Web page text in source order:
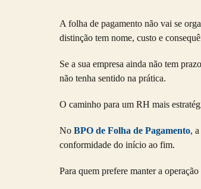
A folha de pagamento não vai se
distinção tem nome, custo e
Se a sua empresa ainda não tem
não tenha sentido na prática.
O caminho para um RH mais
No BPO de Folha de Pagamento,
conformidade do início ao fim.
Para quem prefere manter a